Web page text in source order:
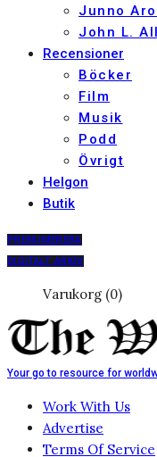
Junno
John L.
Recensioner
Böcker
Film
Musik
Podd
Övrigt
Helgon
Butik
PRENUMERERA
DIGITALT ARKIV
Varukorg (0)
Your go to resource for
Work With Us
Advertise
Terms Of Service